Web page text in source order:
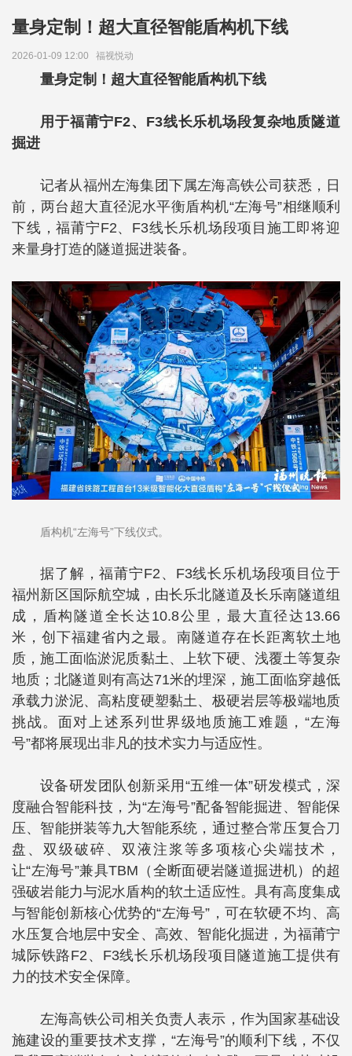
量身定制！超大直径智能盾构机下线
2026-01-09 12:00 福视悦动
量身定制！超大直径智能盾构机下线
用于福莆宁F2、F3线长乐机场段复杂地质隧道
掘进
记者从福州左海集团下属左海高铁公司获悉，日
前，两台超大直径泥水平衡盾构机“左海号”相继顺利
下线，福莆宁F2、F3线长乐机场段项目施工即将迎
来量身打造的隧道掘进装备。
盾构机“左海号”下线仪式。
据了解，福莆宁F2、F3线长乐机场段项目位于
福州新区国际航空城，由长乐北隧道及长乐南隧道组
成，盾构隧道全长达10.8公里，最大直径达13.66
米，创下福建省内之最。南隧道存在长距离软土地
质，施工面临淤泥质黏土、上软下硬、浅覆土等复杂
地质；北隧道则有高达71米的埋深，施工面临穿越低
承载力淤泥、高粘度硬塑黏土、极硬岩层等极端地质
挑战。面对上述系列世界级地质施工难题，“左海
号”都将展现出非凡的技术实力与适应性。
设备研发团队创新采用“五维一体”研发模式，深
度融合智能科技，为“左海号”配备智能掘进、智能保
压、智能拼装等九大智能系统，通过整合常压复合刀
盘、双级破碎、双液注浆等多项核心尖端技术，
让“左海号”兼具TBM（全断面硬岩隧道掘进机）的超
强破岩能力与泥水盾构的软土适应性。具有高度集成
与智能创新核心优势的“左海号”，可在软硬不均、高
水压复合地层中安全、高效、智能化掘进，为福莆宁
城际铁路F2、F3线长乐机场段项目隧道施工提供有
力的技术安全保障。
左海高铁公司相关负责人表示，作为国家基础设
施建设的重要技术支撑，“左海号”的顺利下线，不仅